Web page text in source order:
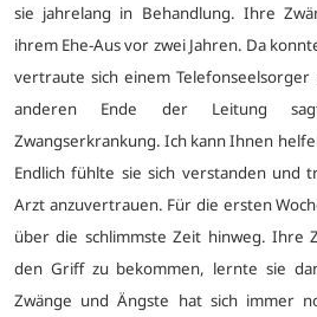
sie jahrelang in Behandlung. Ihre
ihrem Ehe-Aus vor zwei Jahren. Da
vertraute sich einem Telefonseelsorger
anderen Ende der Leitung
Zwangserkrankung. Ich kann Ihnen
Endlich fühlte sie sich verstanden und
Arzt anzuvertrauen. Für die ersten
über die schlimmste Zeit hinweg. Ihre
den Griff zu bekommen, lernte sie
Zwänge und Ängste hat sich immer